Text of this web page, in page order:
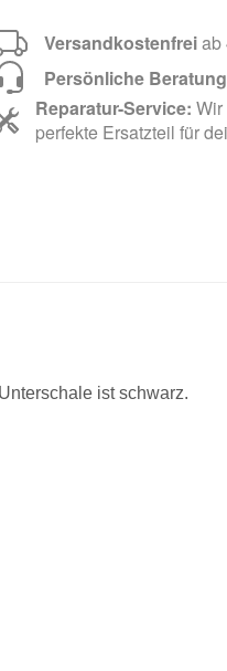
Versandkostenfreiab
Persönliche Beratung
Reparatur-Service:
perfekte Ersatzteil für
ist schwarz.